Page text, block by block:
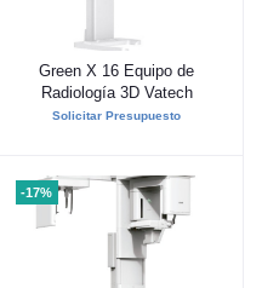
Añadir al carrito
Green X 16 Equipo de
Radiología 3D Vatech
Solicitar Presupuesto
-17%